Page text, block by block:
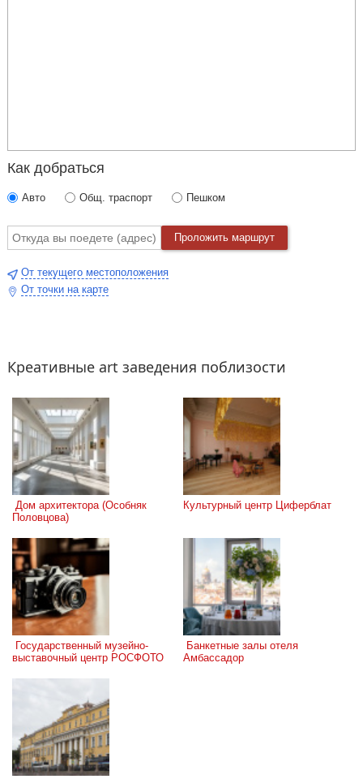
Как добраться
Авто Общ. траспорт Пешком
Проложить маршрут
От текущего местоположения
От точки на карте
Креативные art заведения поблизости
Половцова)
Культурный центр Циферблат
выставочный центр РОСФОТО
Амбассадор